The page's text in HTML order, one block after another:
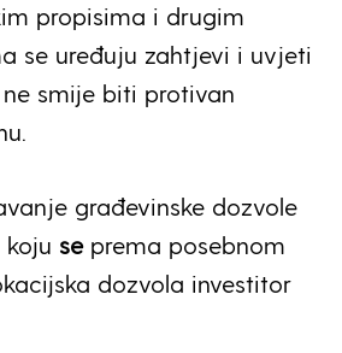
propisima i drugim
se uređuju zahtjevi i uvjeti
smije biti protivan
građevinske dozvole
koju seprema posebnom
dozvola investitor